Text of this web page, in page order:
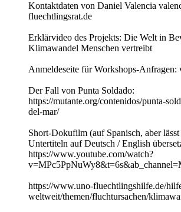
Kontaktdaten von Daniel Valencia
fluechtlingsrat.de
Erklärvideo des Projekts: Die Welt in
Klimawandel Menschen vertreibt
Anmeldeseite für Workshops-Anfragen:
Der Fall von Punta Soldado:
https://mutante.org/contenidos/punta-
del-mar/
Short-Dokufilm (auf Spanisch, aber
Untertiteln auf Deutsch / English
https://www.youtube.com/watch?
https://www.uno-fluechtlingshilfe.de/
weltweit/themen/fluchtursachen/